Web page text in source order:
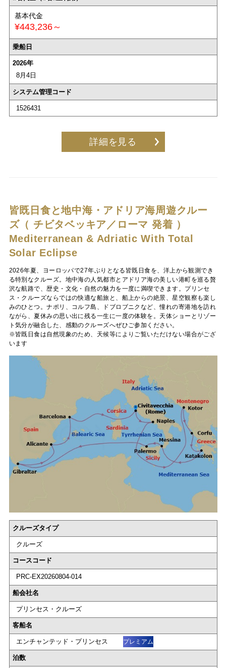
基本代金
¥443,236～
乗船日
2026年
8月4日
システム管理コード
1526431
詳細を見る
皆既日食と地中海・アドリア海周遊クルー
ズ（ チビタベッキア／ローマ 発着 ）
Mediterranean & Adriatic With Total
Solar Eclipse
2026年夏、ヨーロッパで27年ぶりとなる皆既日食を、洋上から観測でき
る特別なクルーズ。地中海の人気都市とアドリア海の美しい港町を巡る贅
沢な航路で、歴史・文化・自然の魅力を一度に満喫できます。プリンセ
ス・クルーズならではの快適な船旅と、船上からの絶景、星空観察も楽し
みのひとつ。ナポリ、コルフ島、ドブロブニクなど、憧れの寄港地を訪れ
ながら、夏休みの思い出に残る一生に一度の体験を。天体ショーとリゾー
ト気分が融合した、感動のクルーズへぜひご参加ください。
※皆既日食は自然現象のため、天候等によりご覧いただけない場合がござ
います
クルーズタイプ
クルーズ
コースコード
PRC-EX20260804-014
船会社名
プリンセス・クルーズ
客船名
エンチャンテッド・プリンセス プレミアム
泊数